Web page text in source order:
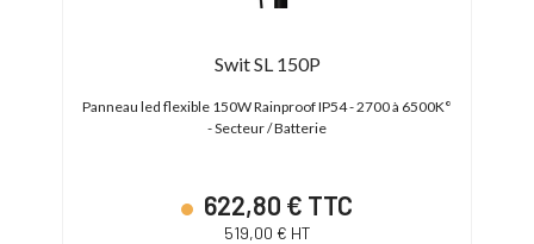
Swit SL 150P
Panneau led flexible 150W Rainproof IP54 - 2700 à 6500K°
- Secteur / Batterie
622,80 € TTC
519,00 € HT